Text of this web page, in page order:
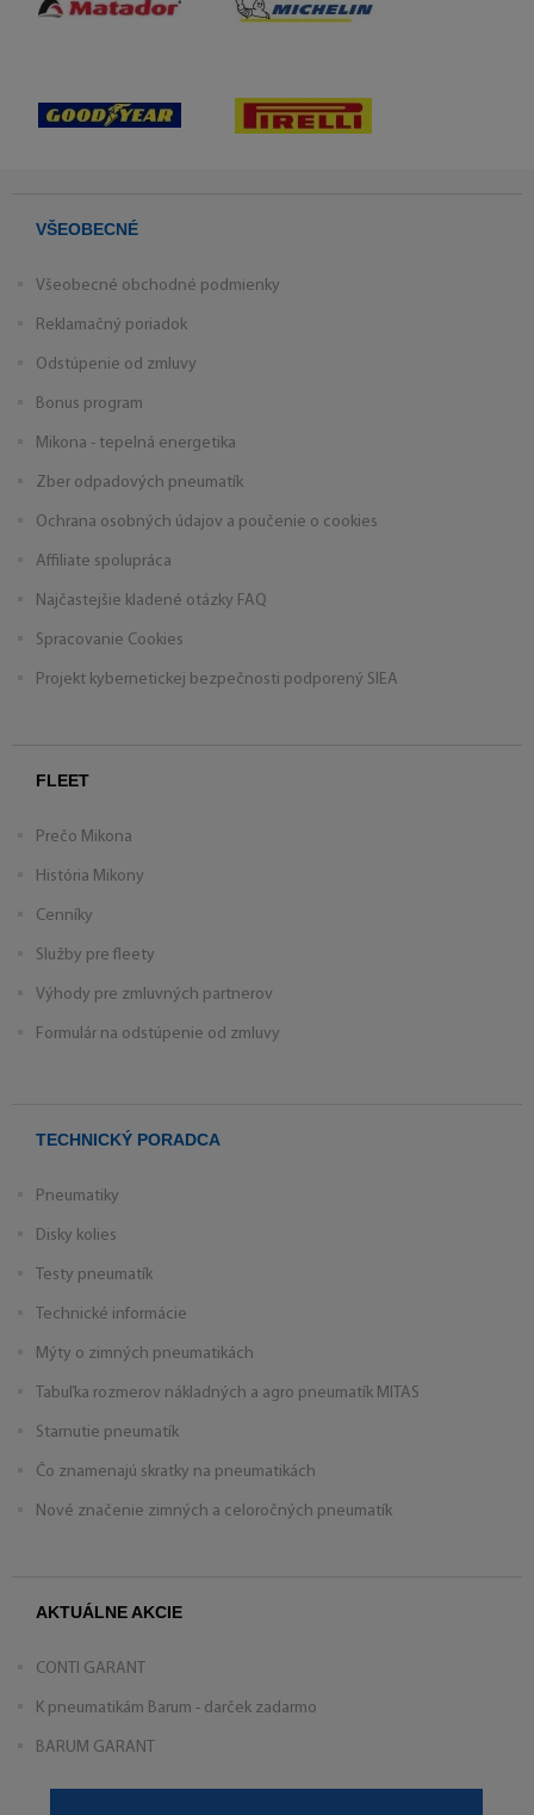
VŠEOBECNÉ
Všeobecné obchodné podmienky
Reklamačný poriadok
Odstúpenie od zmluvy
Bonus program
Mikona - tepelná energetika
Zber odpadových pneumatík
Ochrana osobných údajov a poučenie o cookies
Affiliate spolupráca
Najčastejšie kladené otázky FAQ
Spracovanie Cookies
Projekt kybernetickej bezpečnosti podporený SIEA
FLEET
Prečo Mikona
História Mikony
Cenníky
Služby pre fleety
Výhody pre zmluvných partnerov
Formulár na odstúpenie od zmluvy
TECHNICKÝ PORADCA
Pneumatiky
Disky kolies
Testy pneumatík
Technické informácie
Mýty o zimných pneumatikách
Tabuľka rozmerov nákladných a agro pneumatík MITAS
Starnutie pneumatík
Čo znamenajú skratky na pneumatikách
Nové značenie zimných a celoročných pneumatík
AKTUÁLNE AKCIE
CONTI GARANT
K pneumatikám Barum - darček zadarmo
BARUM GARANT